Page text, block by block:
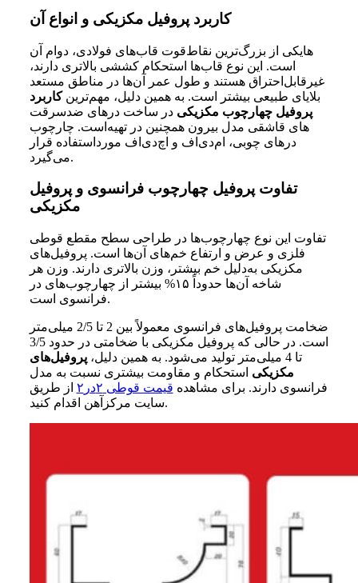
کاربرد پروفیل مکزیکی و انواع آن
یکی از بزرگ‌ترین نقاط‌قوت قاب‌های فولادی، دوام آن‎‌ها
است. این نوع قاب‌ها استحکام کششی بالاتری دارند،
غیرقابل‌احتراق هستند و طول عمر آن‌ها در مناطق مستعد
بلایای طبیعی بیشتر است. به همین دلیل، مهم‌ترینکاربرد
پروفیل چهارچوب مکزیکی در ساخت در‌های ضدسرقت
است. چارچوب‎‌های قاشقی مدل بیرون همچنین در تهیه
در‌های چوبی، ام‌دی‌اف و اچ‌دی‌اف مورداستفاده قرار
می‌گیرد.
تفاوت پروفیل چهارچوب فرانسوی و پروفیل
مکزیکی
تفاوت این نوع چهارچوب‌ها در طراحی سطح ‌مقطع قوطی
فلزی و عرض و ارتفاع خم‌های آن‌ها است. پروفیل‌های
مکزیکی به‌دلیل خم بیشتر، وزن بالاتری دارند. وزن هر
شاخه آن‌ها حدوداً ۱۵% بیشتر از چهارچوب‌های در
فرانسوی است.
ضخامت پروفیل‌های فرانسوی معمولاً بین 2 تا 2/5 میلی‌متر
است. در حالی که پروفیل مکزیکی با ضخامتی در حدود 3/5
تا 4 میلی‌متر تولید می‌شود. به همین دلیل،
پروفیل‌های
مکزیکی استحکام و مقاومت بیشتری نسبت به مدل
فرانسوی دارند. برای مشاهده قیمت قوطی ۲در۲
از طریق
سایت مرکزآهن اقدام کنید.